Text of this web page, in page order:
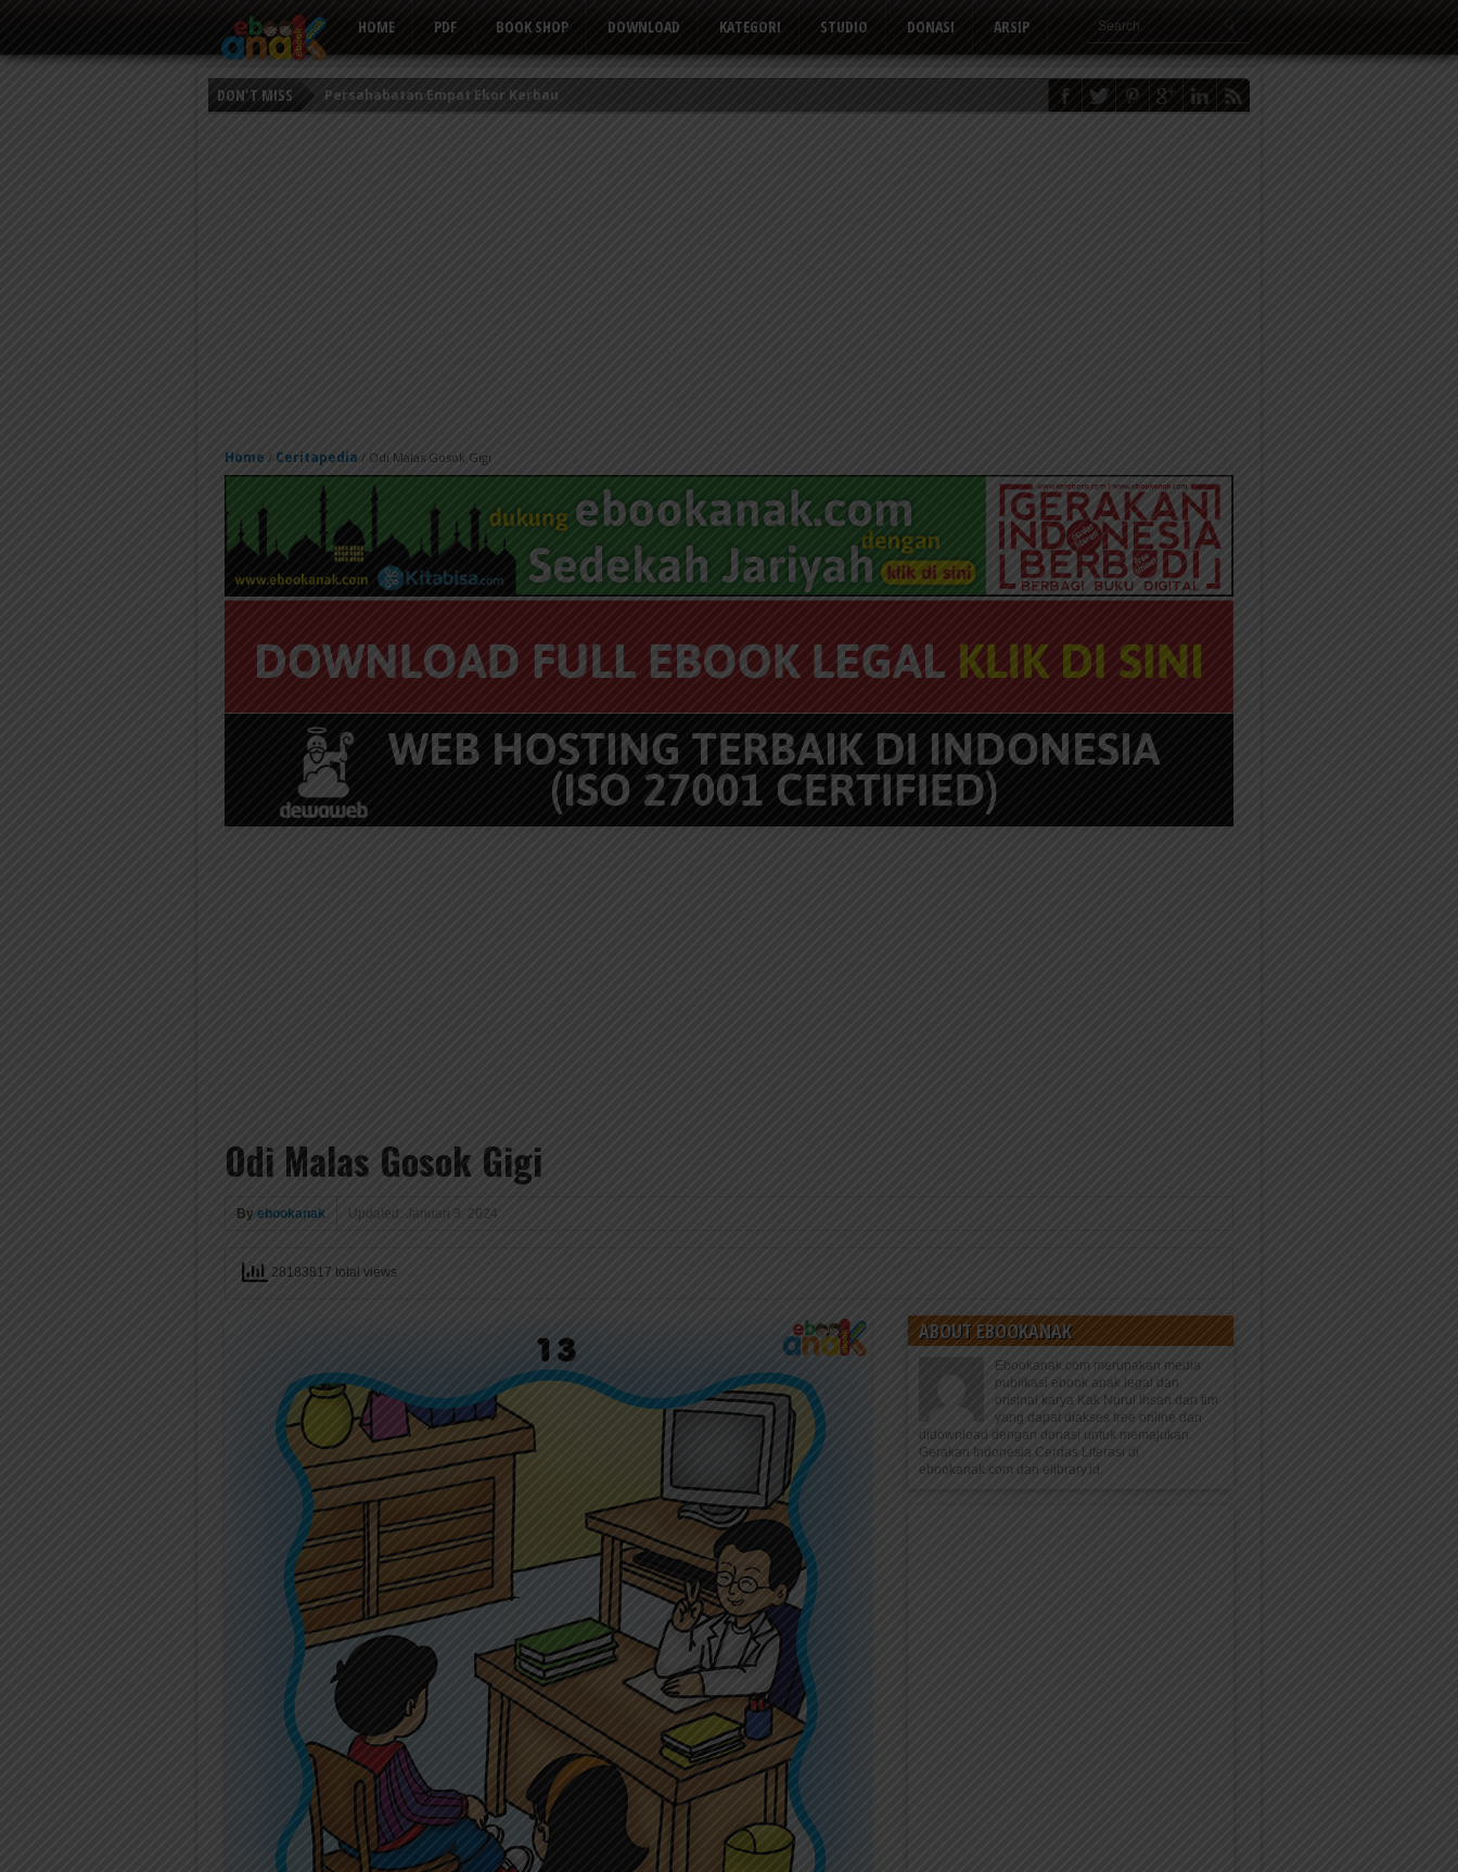
HOME PDF BOOK SHOP DOWNLOAD KATEGORI STUDIO DONASI ARSIP
DON'T MISS
Persahabatan Empat Ekor Kerbau
Home / Ceritapedia / Odi Malas Gosok Gigi
Odi Malas Gosok Gigi
By ebookanak Updated: Januari 3, 2024
28183817 total views
ABOUT EBOOKANAK
Ebookanak.com merupakan media
publikasi ebook anak legal dan
orisinal karya Kak Nurul Ihsan dan tim
yang dapat diakses free online dan
didownload dengan donasi untuk memajukan
Gerakan Indonesia Cerdas Literasi di
ebookanak.com dan elibrary.id.